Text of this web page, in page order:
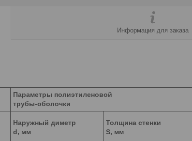
Информация для заказа
Параметры полиэтиленовой
трубы-оболочки
Наружный диметр
d, мм
Толщина стенки
S, мм